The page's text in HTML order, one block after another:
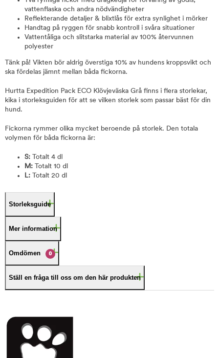
vattenflaska och andra nödvändigheter
Reflekterande detaljer & blixtlås för extra synlighet i mörker
Handtag på ryggen för snabb kontroll i svåra situationer
Vattentåliga och slitstarka material av 100% återvunnen
polyester
Tänk på! Vikten bör aldrig överstiga 10% av hundens kroppsvikt och
ska fördelas jämnt mellan båda fickorna.
Hurtta Expedition Pack ECO Klövjeväska Grå finns i flera storlekar,
kika i storleksguiden för att se vilken storlek som passar bäst för din
hund.
Fickorna rymmer olika mycket beroende på storlek. Den totala
volymen för båda fickorna är:
S: Totalt 4 dl
M: Totalt 10 dl
L: Totalt 20 dl
Storleksguide
Mer information
Omdömen 0
Ställ en fråga till oss om den här produkten